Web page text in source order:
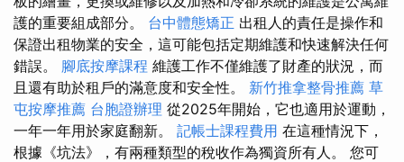
護的重要組成部分。 台中體態矯正 出租人的責任是操作和
保證出租物業的安全，這可能包括定期維護和快速解決任何
錯誤。 腳底按摩課程 維護工作不僅維護了財產的狀況，而
且還有助於租戶的滿意度和安全性。 新竹推拿整骨推薦 草
屯按摩推薦 台胞證辦理 從2025年開始，它也適用於運動，
一年一年用於家庭翻新。 記帳士課程費用 在這種情況下，
根據《坑法》，有兩種類型的稅收作為獨資所有人。 您可